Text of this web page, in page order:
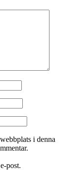
i denna
post.